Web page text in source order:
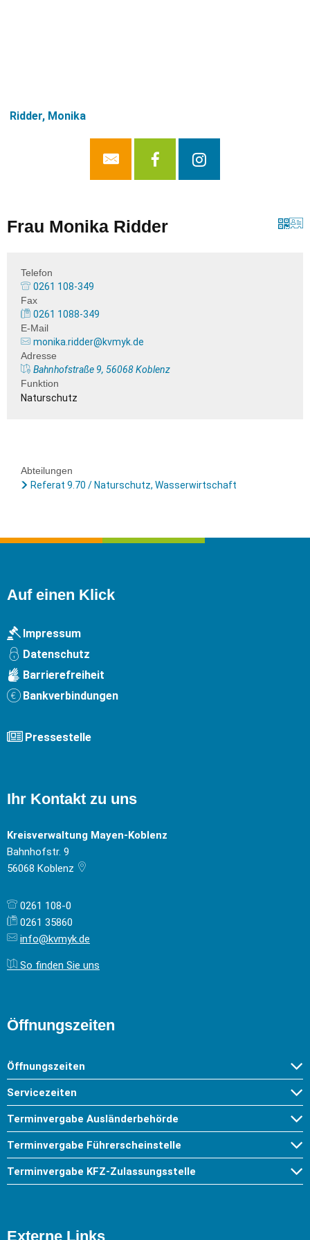
Ridder, Monika
Frau Monika Ridder
Telefon
0261 108-349
Fax
0261 1088-349
E-Mail
monika.ridder@kvmyk.de
Adresse
Bahnhofstraße 9, 56068 Koblenz
Funktion
Naturschutz
Abteilungen
Referat 9.70 / Naturschutz, Wasserwirtschaft
Auf einen Klick
Impressum
Datenschutz
Barrierefreiheit
Bankverbindungen
Pressestelle
Ihr Kontakt zu uns
Kreisverwaltung Mayen-Koblenz
Bahnhofstr. 9
56068 Koblenz
0261 108-0
0261 35860
info@kvmyk.de
So finden Sie uns
Öffnungszeiten
Öffnungszeiten
Servicezeiten
Terminvergabe Ausländerbehörde
Terminvergabe Führerscheinstelle
Terminvergabe KFZ-Zulassungsstelle
Externe Links